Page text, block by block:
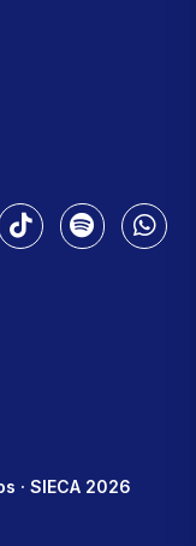
· SIECA 2026